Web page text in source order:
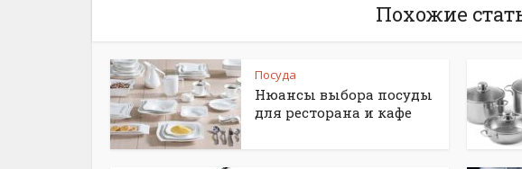
Похожие
Посуда
Нюансы выбора посуды
для ресторана и кафе